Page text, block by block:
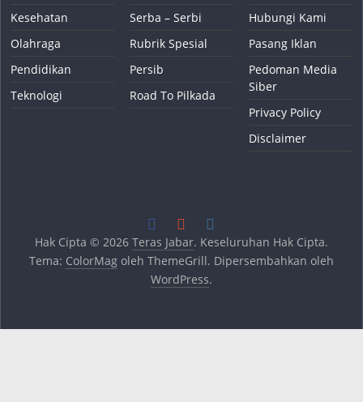
Kesehatan
Olahraga
Pendidikan
Teknologi
Serba – Serbi
Rubrik Spesial
Persib
Road To Pilkada
Hubungi Kami
Pasang Iklan
Pedoman Media
Siber
Privacy Policy
Disclaimer
Hak Cipta © 2026 Teras Jabar. Keseluruhan Hak Cipta.
Tema: ColorMagoleh ThemeGrill. Dipersembahkan oleh
WordPress.